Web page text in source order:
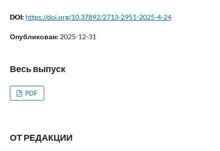
DOI: https://doi.org/10.37892/2713-2951-2025-4-24
Опубликован: 2025-12-31
Весь выпуск
PDF
ОТ РЕДАКЦИИ